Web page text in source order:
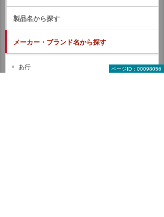
ページID：00098056
製品名から探す
メーカー・ブランド名から探す
あ行